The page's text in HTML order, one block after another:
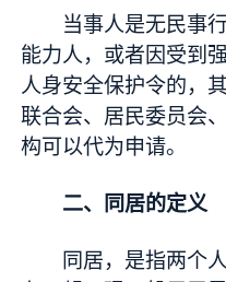
当事人是无民事
能力人，或者因受到
人身安全保护令的，
联合会、居民委员会
构可以代为申请。
二、同居的定义
同居，是指两个